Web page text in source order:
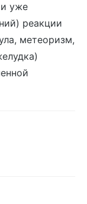
уже
реакции
метеоризм,